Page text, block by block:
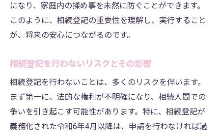
問
相続登記の手続きに関するよくある誤解
相続登記の期限に関する疑問解決
遺産分割協議書は必要か？よくある質問
相続登記でよくあるトラブルとその対策
専門家が答えるその他の相続登記に関する
質問
になり、家庭内の揉め事を未然に防ぐことができます。
このように、相続登記の重要性を理解し、実行すること
が、将来の安心につながるのです。
相続登記を行わないリスクとその影響
相続登記を行わないことは、多くのリスクを伴います。
まず第一に、法的な権利が不明確になり、相続人間での
争いを引き起こす可能性があります。特に、相続登記が
義務化された令和6年4月以降は、申請を行わなければ過